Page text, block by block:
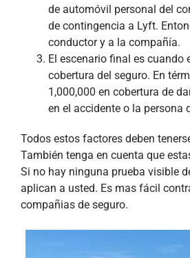
de automóvil personal del
de contingencia a Lyft.
conductor y a la compañía.
El escenario final es cuando
cobertura del seguro. En
1,000,000 en cobertura de
en el accidente o la persona
Todos estos factores deben
También tenga en cuenta que
Si no hay ninguna prueba visible
aplican a usted. Es mas fácil
compañias de seguro.